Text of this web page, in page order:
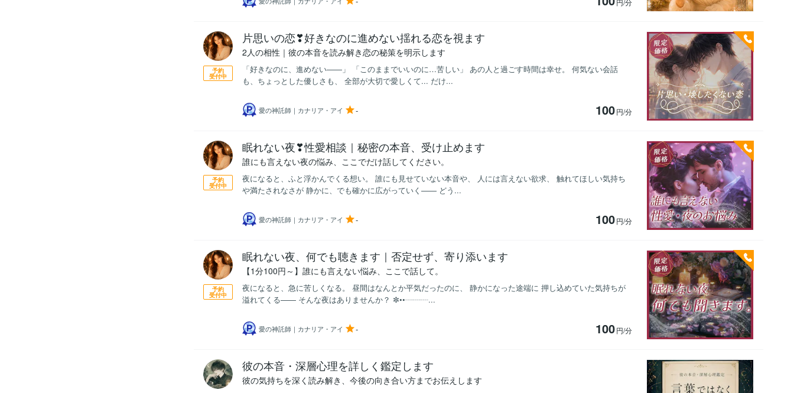
円/分
予約
受付中
片思いの恋❣好きなのに進めない揺れる恋を視ます
2人の相性｜彼の本音を読み解き恋の秘策を明示します
「好きなのに、進めない——」 「このままでいいのに…苦しい」 あの人と過ごす時間は幸せ。 何気ない会話
も、ちょっとした優しさも、 全部が大切で愛しくて... だけ...
愛の神託師｜カナリア・アイ - 100円/分
予約
受付中
眠れない夜❣性愛相談｜秘密の本音、受け止めます
誰にも言えない夜の悩み、ここでだけ話してください。
夜になると、ふと浮かんでくる想い。 誰にも見せていない本音や、 人には言えない欲求、 触れてほしい気持ち
や満たされなさが 静かに、でも確かに広がっていく—— どう...
愛の神託師｜カナリア・アイ - 100円/分
予約
受付中
眠れない夜、何でも聴きます｜否定せず、寄り添います
【1分100円～】誰にも言えない悩み、ここで話して。
夜になると、急に苦しくなる。 昼間はなんとか平気だったのに、 静かになった途端に 押し込めていた気持ちが
溢れてくる—— そんな夜はありませんか？ ✼••┈┈┈...
愛の神託師｜カナリア・アイ - 100円/分
彼の本音・深層心理を詳しく鑑定します
彼の気持ちを深く読み解き、今後の向き合い方までお伝えします